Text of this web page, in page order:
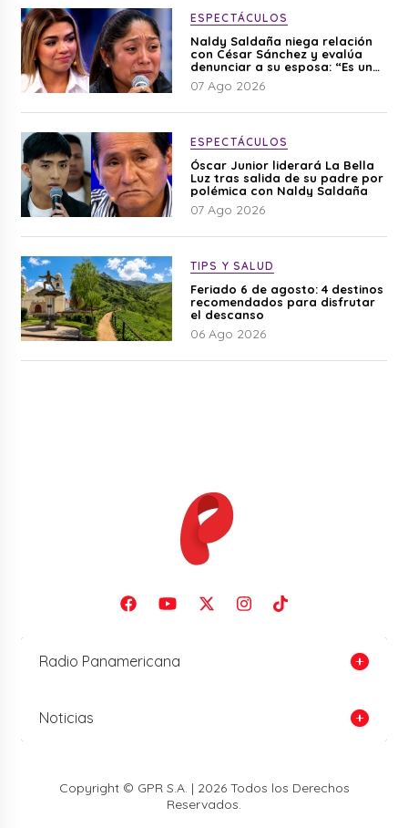
ESPECTÁCULOS
Naldy Saldaña niega relación
con César Sánchez y evalúa
denunciar a su esposa: “Es una
difamación”
07 Ago 2026
ESPECTÁCULOS
Óscar Junior liderará La Bella
Luz tras salida de su padre por
polémica con Naldy Saldaña
07 Ago 2026
TIPS Y SALUD
Feriado 6 de agosto: 4 destinos
recomendados para disfrutar
el descanso
06 Ago 2026
Radio Panamericana
Noticias
Copyright © GPR S.A. | 2026 Todos los Derechos
Reservados.